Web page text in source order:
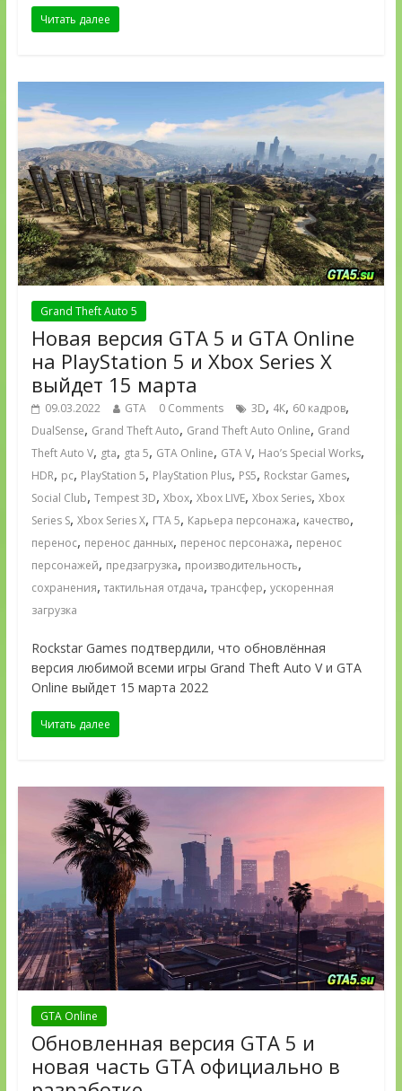
Читать далее
Grand Theft Auto 5
Новая версия GTA 5 и GTA Online
на PlayStation 5 и Xbox Series X
выйдет 15 марта
09.03.2022 GTA 0 Comments 3D, 4К, 60 кадров,
DualSense, Grand Theft Auto, Grand Theft Auto Online, Grand
Theft Auto V, gta, gta 5, GTA Online, GTA V, Hao’s Special Works,
HDR, pc, PlayStation 5, PlayStation Plus, PS5, Rockstar Games,
Social Club, Tempest 3D, Xbox, Xbox LIVE, Xbox Series, Xbox
Series S, Xbox Series X, ГТА 5, Карьера персонажа, качество,
перенос, перенос данных, перенос персонажа, перенос
персонажей, предзагрузка, производительность,
сохранения, тактильная отдача, трансфер, ускоренная
загрузка
Rockstar Games подтвердили, что обновлённая
версия любимой всеми игры Grand Theft Auto V и GTA
Online выйдет 15 марта 2022
Читать далее
GTA Online
Обновленная версия GTA 5 и
новая часть GTA официально в